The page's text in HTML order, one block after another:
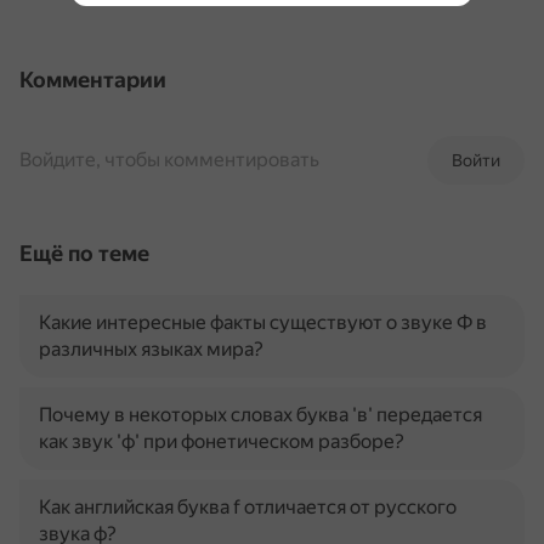
Комментарии
Войти
Войдите, чтобы комментировать
Ещё по теме
Какие интересные факты существуют о звуке Ф в
различных языках мира?
Почему в некоторых словах буква 'в' передается
как звук 'ф' при фонетическом разборе?
Как английская буква f отличается от русского
звука ф?